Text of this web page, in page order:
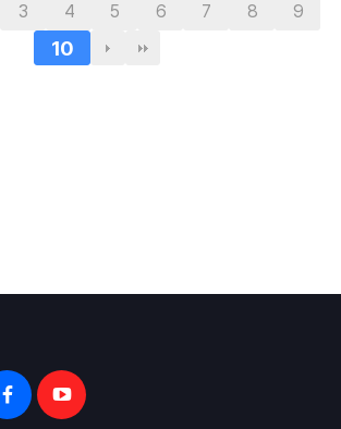
3 4 5 6 7 8 9
10